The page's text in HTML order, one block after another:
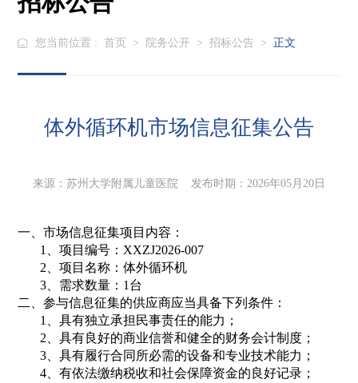
您当前位置 : 首页 > 院务公开 > 招标公告 > 正文
体外循环机市场信息征集公告
来源：苏州大学附属儿童医院 发布时期：2026年05月20日
一、市场信息征集项目内容：
1、项目编号： XXZJ2026-007
2、项目名称：体外循环机
3、需求数量：1台
二、参与信息征集的供应商应当具备下列条件：
1、具有独立承担民事责任的能力；
2、具有良好的商业信誉和健全的财务会计制度；
3、具有履行合同所必需的设备和专业技术能力；
4、有依法缴纳税收和社会保障资金的良好记录；